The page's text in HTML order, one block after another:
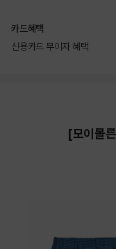
카드혜택
신용카드 무이자 혜택
[모이몰